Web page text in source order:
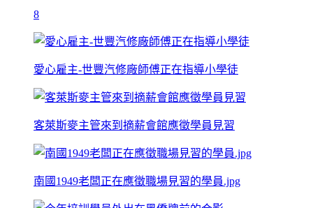
8
愛心雇主-世豐汽修廠師傅正在指導小學徒
客萊斯麥主管來到摘薪會館應徵學員見習
南國1949老闆正在應徵職場見習的學員.jpg